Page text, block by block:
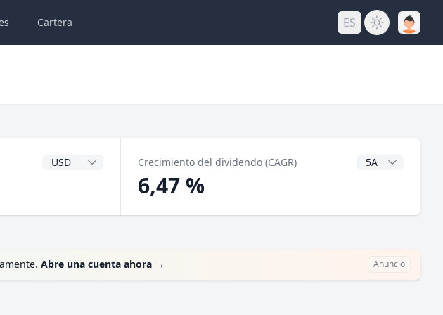
Cartera ES
Divisa del dividendo Crecimiento del dividendo (CAGR) Años CAGR
6,47 %
Abre una cuenta ahora → Anuncio